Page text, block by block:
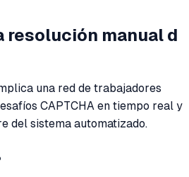
resolución manual d
una red de trabajadores
CAPTCHA en tiempo real y
del sistema automatizado.